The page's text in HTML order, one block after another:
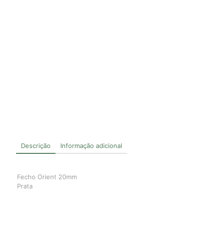
Descrição Informação adicional
Fecho Orient 20mm
Prata